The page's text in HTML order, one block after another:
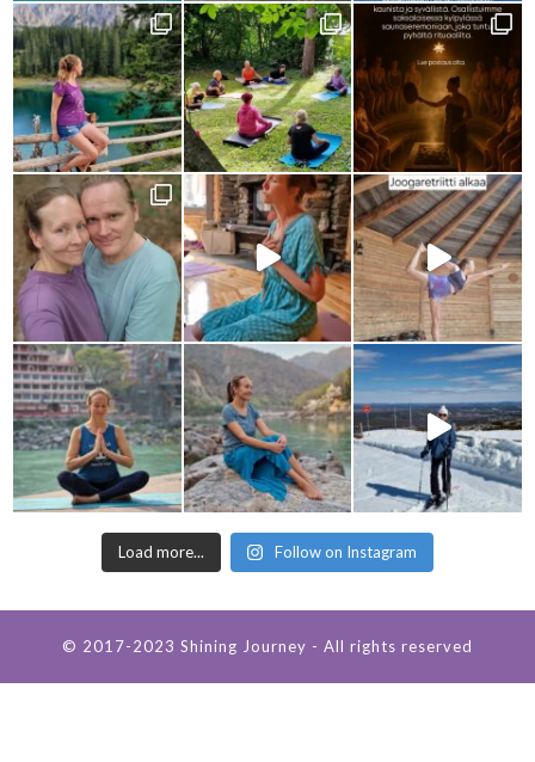
Load more... Follow on Instagram
© 2017-2023 Shining Journey - All rights reserved